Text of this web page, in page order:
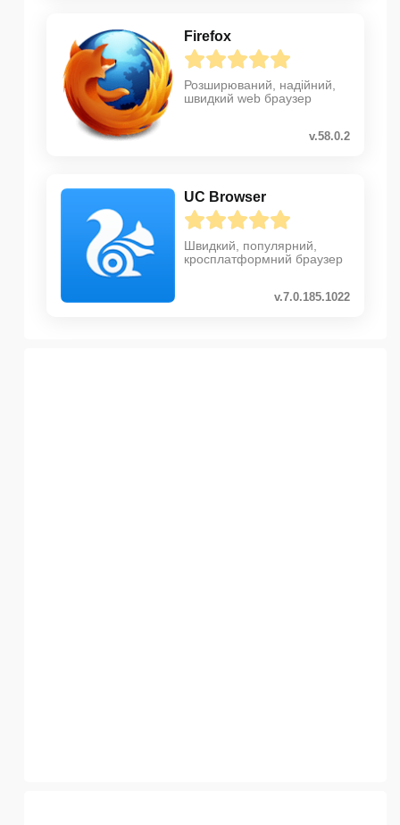
Firefox
Розширюваний, надійний,
швидкий web браузер
v.58.0.2
UC Browser
Швидкий, популярний,
кросплатформний браузер
v.7.0.185.1022